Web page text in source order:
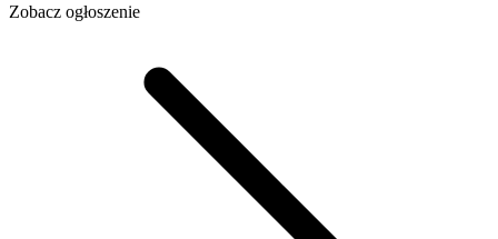
Zobacz ogłoszenie